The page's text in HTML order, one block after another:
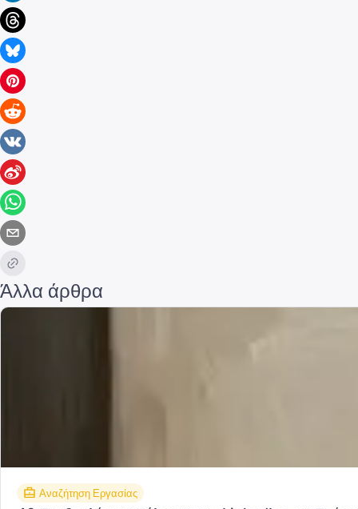
Άλλα άρθρα
Αναζήτηση Εργασίας